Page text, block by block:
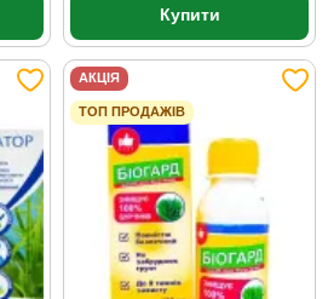
Купити
АКЦІЯ
ТОП ПРОДАЖІВ